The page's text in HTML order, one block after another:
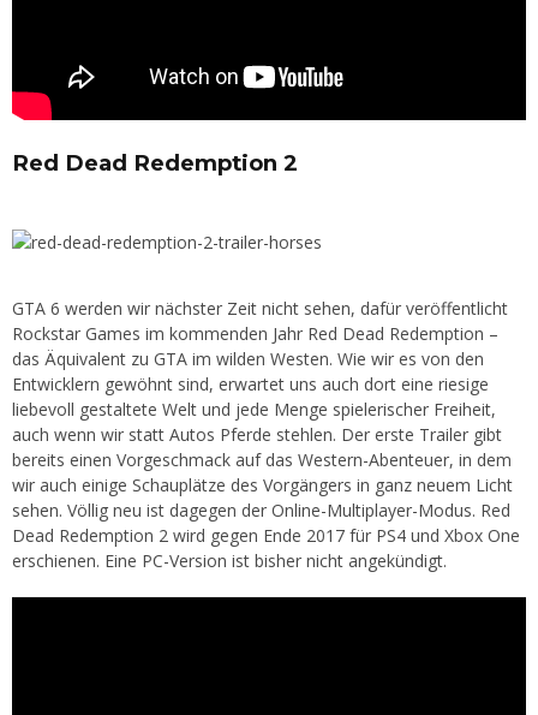
Red Dead Redemption 2
GTA 6 werden wir nächster Zeit nicht sehen, dafür veröffentlicht
Rockstar Games im kommenden Jahr Red Dead Redemption –
das Äquivalent zu GTA im wilden Westen. Wie wir es von den
Entwicklern gewöhnt sind, erwartet uns auch dort eine riesige
liebevoll gestaltete Welt und jede Menge spielerischer Freiheit,
auch wenn wir statt Autos Pferde stehlen. Der erste Trailer gibt
bereits einen Vorgeschmack auf das Western-Abenteuer, in dem
wir auch einige Schauplätze des Vorgängers in ganz neuem Licht
sehen. Völlig neu ist dagegen der Online-Multiplayer-Modus. Red
Dead Redemption 2 wird gegen Ende 2017 für PS4 und Xbox One
erschienen. Eine PC-Version ist bisher nicht angekündigt.